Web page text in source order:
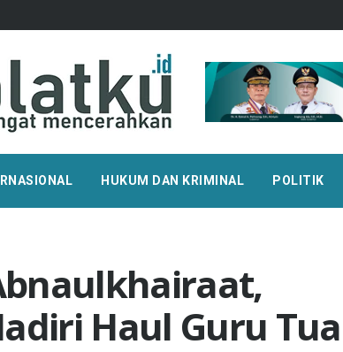
HUKUM DAN KRIMINAL POLITIK
Haul Guru Tua